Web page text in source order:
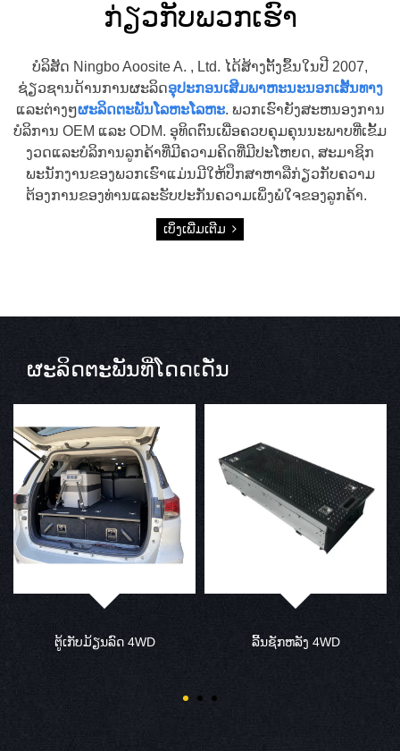
ກ່ຽວ​ກັບ​ພວກ​ເຮົາ
ບໍລິສັດ Ningbo Aoosite A. , Ltd. ໄດ້ສ້າງຕັ້ງຂຶ້ນໃນປີ 2007,
ຊ່ຽວຊານດ້ານການຜະລິດອຸປະກອນເສີມພາຫະນະນອກເສັ້ນທາງ
ແລະຕ່າງໆຜະລິດຕະພັນໂລຫະໂລຫະ. ພວກເຮົາຍັງສະຫນອງການ
ບໍລິການ OEM ແລະ ODM. ອຸທິດຕົນເພື່ອຄວບຄຸມຄຸນນະພາບທີ່ເຂັ້ມ
ງວດແລະບໍລິການລູກຄ້າທີ່ມີຄວາມຄິດທີ່ມີປະໂຫຍດ, ສະມາຊິກ
ພະນັກງານຂອງພວກເຮົາແມ່ນມີໃຫ້ປຶກສາຫາລືກ່ຽວກັບຄວາມ
ຕ້ອງການຂອງທ່ານແລະຮັບປະກັນຄວາມເພິ່ງພໍໃຈຂອງລູກຄ້າ.
ເບິ່ງເພີ່ມເຕີມ
ຜະລິດຕະພັນທີ່ໂດດເດັ່ນ
ຕູ້ເກັບມ້ຽນລົດ 4WD ລີ້ນຊັກຫລັງ 4WD